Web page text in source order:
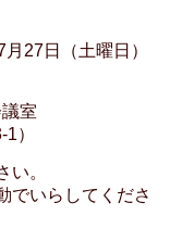
27日（土曜日）
室
）
い。
でいらしてくださ